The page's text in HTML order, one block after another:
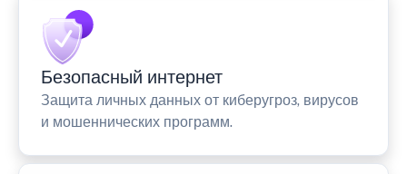
Безопасный интернет
Защита личных данных от киберугроз, вирусов
и мошеннических программ.